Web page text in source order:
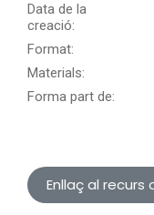
Data de la
creació:
Format:
Materials:
Forma part de:
Enllaç al recurs